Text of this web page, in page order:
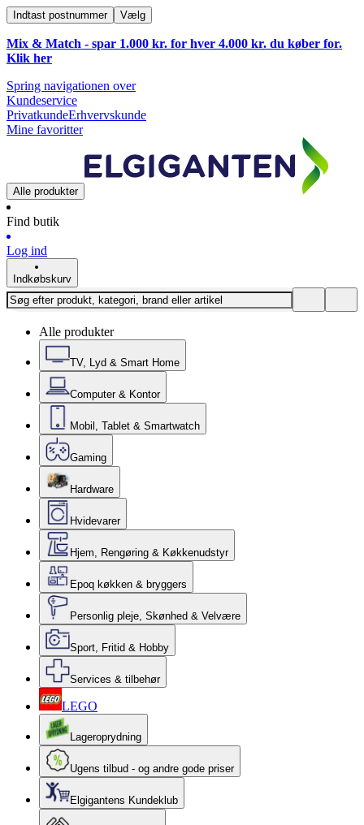
Indtast postnummer Vælg
Mix & Match - spar 1.000 kr. for hver 4.000 kr. du køber for.
Klik her
Spring navigationen over
Kundeservice
PrivatkundeErhvervskunde
Mine favoritter
Alle produkter
Find butik
Log ind
Indkøbskurv
Alle produkter
TV, Lyd & Smart Home
Computer & Kontor
Mobil, Tablet & Smartwatch
Gaming
Hardware
Hvidevarer
Hjem, Rengøring & Køkkenudstyr
Epoq køkken & bryggers
Personlig pleje, Skønhed & Velvære
Sport, Fritid & Hobby
Services & tilbehør
LEGO
Lageroprydning
Ugens tilbud - og andre gode priser
Elgigantens Kundeklub